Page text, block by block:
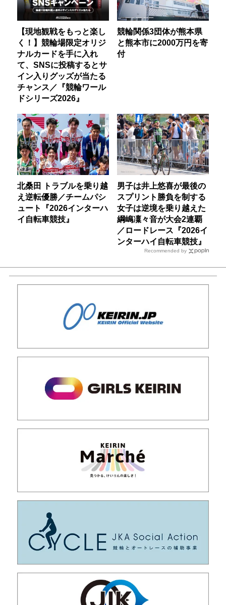
【現地観戦をもっと楽し
く！】競輪場限定オリジ
ナルカードを手に入れ
て、SNSに投稿するとサ
イン入りグッズが当たる
チャンス／『競輪ワール
ドシリーズ2026』
競輪関係3団体が熊本県
と熊本市に2000万円を寄
付
北桑田 トラブルを乗り越
え逆転優勝／チームパシ
ュート『2026インターハ
イ自転車競技』
男子は井上悠喜が最後の
スプリント勝負を制する
女子は逆境を乗り越えた
綱嶋凜々音が大会2連覇
／ロードレース『2026イ
ンターハイ自転車競技』
Recommended by